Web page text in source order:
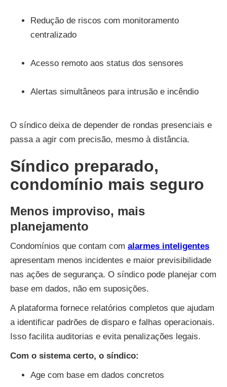
Redução de riscos com monitoramento
centralizado
Acesso remoto aos status dos sensores
Alertas simultâneos para intrusão e incêndio
O síndico deixa de depender de rondas presenciais e
passa a agir com precisão, mesmo à distância.
Síndico preparado,
condomínio mais seguro
Menos improviso, mais
planejamento
Condomínios que contam com alarmes inteligentes
apresentam menos incidentes e maior previsibilidade
nas ações de segurança. O síndico pode planejar com
base em dados, não em suposições.
A plataforma fornece relatórios completos que ajudam
a identificar padrões de disparo e falhas operacionais.
Isso facilita auditorias e evita penalizações legais.
Com o sistema certo, o síndico:
Age com base em dados concretos